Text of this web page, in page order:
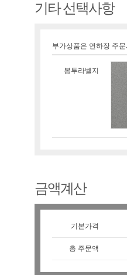
기타 선택사항
부가상품은 연하장 주
봉투라벨지
금액계산
기본가격
총 주문액